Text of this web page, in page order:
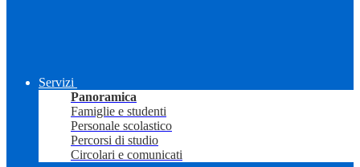
Servizi
Panoramica
Famiglie e studenti
Personale scolastico
Percorsi di studio
Circolari e comunicati